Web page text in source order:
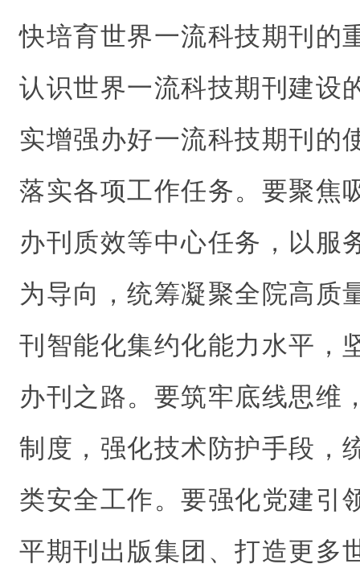
快培育世界一流科技期刊的
认识世界一流科技期刊建设
实增强办好一流科技期刊的
落实各项工作任务。要聚焦
办刊质效等中心任务，以服
为导向，统筹凝聚全院高质
刊智能化集约化能力水平，
办刊之路。要筑牢底线思维
制度，强化技术防护手段，
类安全工作。要强化党建引
平期刊出版集团、打造更多